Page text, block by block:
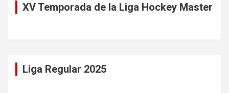
XV Temporada de la Liga Hockey Master
Liga Regular 2025